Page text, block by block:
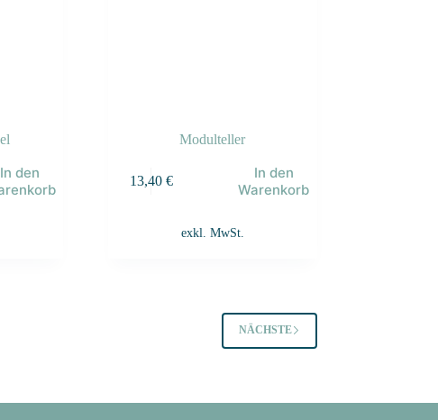
In den
Modulteller
13,40 €
In den
Warenkorb
exkl. MwSt.
NÄCHSTE